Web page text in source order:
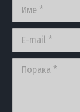
new
window
new
window
Име *
E-mail *
Порака *